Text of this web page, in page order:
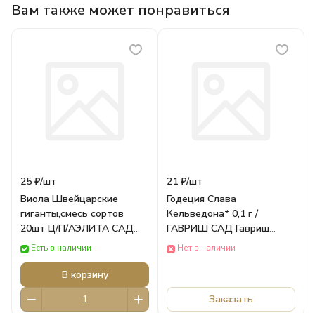
Вам также может понравиться
25 ₽/шт
Виола Швейцарские
гиганты,смесь сортов
20шт Ц/П/АЭЛИТА САД
Аэлита ЦВЕТЫ
Есть в наличии
В корзину
21 ₽/шт
Годеция Слава
Кельведона* 0,1 г /
ГАВРИШ САД Гавриш
Цветы
Нет в наличии
Заказать